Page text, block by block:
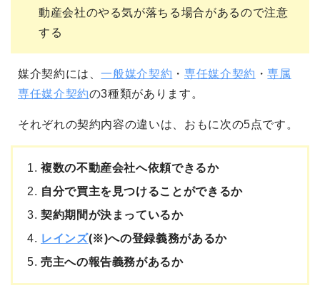
動産会社のやる気が落ちる場合があるので注意
する
媒介契約には、一般媒介契約 ・ 専任媒介契約 ・専属
専任媒介契約の3種類があります。
それぞれの契約内容の違いは、おもに次の5点です。
複数の不動産会社へ依頼できるか
自分で買主を見つけることができるか
契約期間が決まっているか
レインズ(※)への登録義務があるか
売主への報告義務があるか